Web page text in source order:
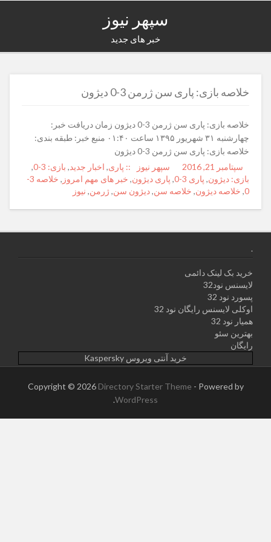
سپهر نیوز
خبر های جدید
خلاصه بازی: پاری سن ژرمن 3-0 دیژون
خلاصه بازی: پاری سن ژرمن 3-0 دیژون زمان دریافت خبر:
چهارشنبه ۳۱ شهریور ۱۳۹۵ ساعت ۰۱:۴۰ منبع خبر: طبقه بندی:
خلاصه بازی: پاری سن ژرمن 3-0 دیژون
Posted
on
سپتامبر 21, 2016 Author
Categories
سپهر نیوز Tags
:: پاری, اخبار جدید, بازی: 3-0
,
بازی: دیژون, پاری 3-0 , پاری دیژون, خبر های مهم امروز ,
خلاصه 3-
0
, خلاصه دیژون, خلاصه سن,دیژون سن,ژرمن, نیوز
.
خرید بک لینک دائمی
لایسنس نود32
پسورد نود 32
اوکلی لایسنس رایگان نود 32
همیار نود 32
بهترین سئو
رایگان
خرید آنتی ویروس Kaspersky
Copyright © 2026 Directory Starter Theme - Powered by
WordPress
.